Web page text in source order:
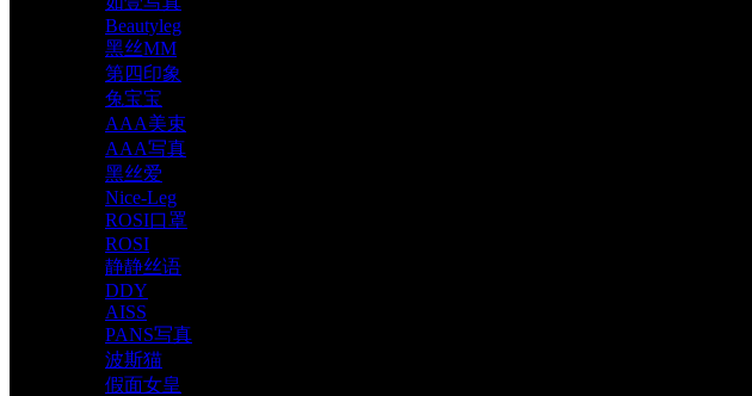
Beautyleg
黑丝MM
第四印象
兔宝宝
AAA美束
AAA写真
黑丝爱
Nice-Leg
ROSI口罩
ROSI
静静丝语
DDY
AISS
PANS写真
波斯猫
假面女皇